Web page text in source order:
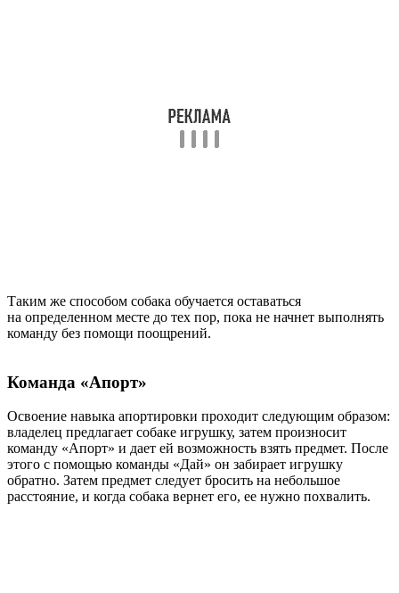
Таким же способом собака обучается оставаться
на определенном месте до тех пор, пока не начнет выполнять
команду без помощи поощрений.
Команда «Апорт»
Освоение навыка апортировки проходит следующим образом:
владелец предлагает собаке игрушку, затем произносит
команду «Апорт» и дает ей возможность взять предмет. После
этого с помощью команды «Дай» он забирает игрушку
обратно. Затем предмет следует бросить на небольшое
расстояние, и когда собака вернет его, ее нужно похвалить.